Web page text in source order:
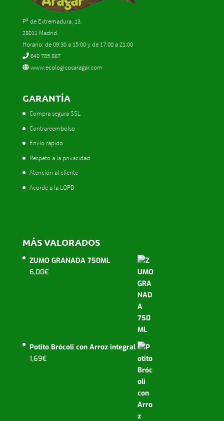
Pº de Extremadura, 13.
28011 Madrid.
Horario: de 09:30 a 15:00 y de 17:00 a 21:00
640 785 867
www.ecologicosaragar.com
GARANTÍA
Compra segura SSL
Contrareembolso
Envío rápido
Respeto a la privacidad
Atención al cliente
Acorde a la LOPD
MÁS VALORADOS
ZUMO GRANADA 750ML
6,00€
Potito Brócoli con Arroz integral
1,69€